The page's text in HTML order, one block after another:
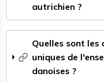
autrichien ?
Quelles sont
uniques de
danoises ?